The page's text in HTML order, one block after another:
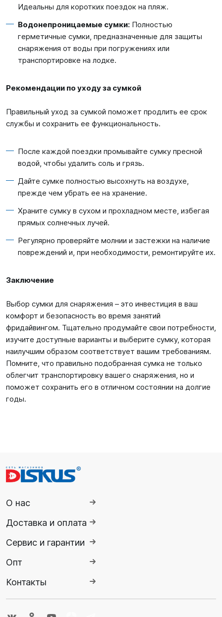
Идеальны для коротких поездок на пляж.
Водонепроницаемые сумки: Полностью
герметичные сумки, предназначенные для защиты
снаряжения от воды при погружениях или
транспортировке на лодке.
Рекомендации по уходу за сумкой
Правильный уход за сумкой поможет продлить ее срок
службы и сохранить ее функциональность.
После каждой поездки промывайте сумку пресной
водой, чтобы удалить соль и грязь.
Дайте сумке полностью высохнуть на воздухе,
прежде чем убрать ее на хранение.
Храните сумку в сухом и прохладном месте, избегая
прямых солнечных лучей.
Регулярно проверяйте молнии и застежки на наличие
повреждений и, при необходимости, ремонтируйте их.
Заключение
Выбор сумки для снаряжения – это инвестиция в ваш
комфорт и безопасность во время занятий
фридайвингом. Тщательно продумайте свои потребности,
изучите доступные варианты и выберите сумку, которая
наилучшим образом соответствует вашим требованиям.
Помните, что правильно подобранная сумка не только
облегчит транспортировку вашего снаряжения, но и
поможет сохранить его в отличном состоянии на долгие
годы.
О нас
Доставка и оплата
Сервис и гарантии
Опт
Контакты